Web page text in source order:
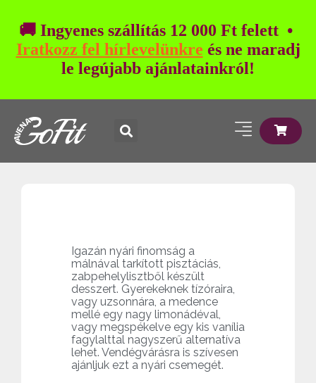
🚚 Ingyenes szállítás 12 000 Ft felett •
Iratkozz fel hírlevelünkre és ne maradj
le legújabb ajánlatainkról!
Igazán nyári finomság a
málnával tarkított pisztáciás,
zabpehelylisztből készült
desszert. Gyerekeknek tízóraira,
vagy uzsonnára, a medence
mellé egy nagy limonádéval,
vagy megspékelve egy kis vanília
fagylalttal nagyszerű alternatíva
lehet. Vendégvárásra is szívesen
ajánljuk ezt a nyári csemegét.